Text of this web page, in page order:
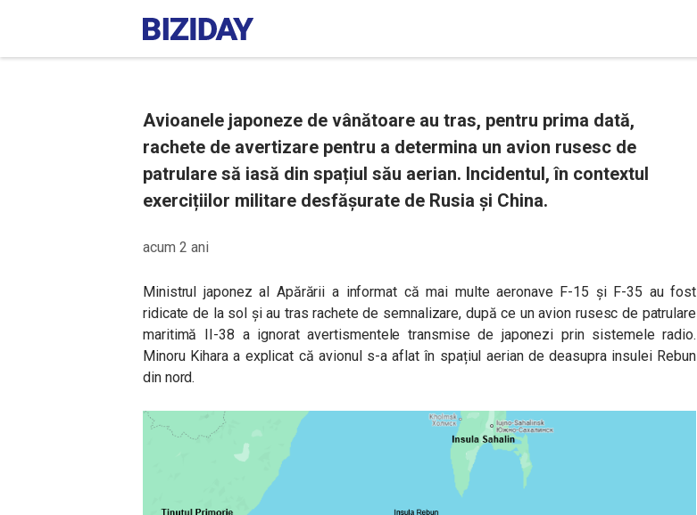
Avioanele japoneze de vânătoare au tras, pentru prima dată,
rachete de avertizare pentru a determina un avion rusesc de
patrulare să iasă din spațiul său aerian. Incidentul, în contextul
exercițiilor militare desfășurate de Rusia și China.
acum 2 ani
Ministrul japonez al Apărării a informat că mai multe aeronave F-15 și F-35 au fost
ridicate de la sol și au tras rachete de semnalizare, după ce un avion rusesc de patrulare
maritimă II-38 a ignorat avertismentele transmise de japonezi prin sistemele radio.
Minoru Kihara a explicat că avionul s-a aflat în spațiul aerian de deasupra insulei Rebun
din nord.